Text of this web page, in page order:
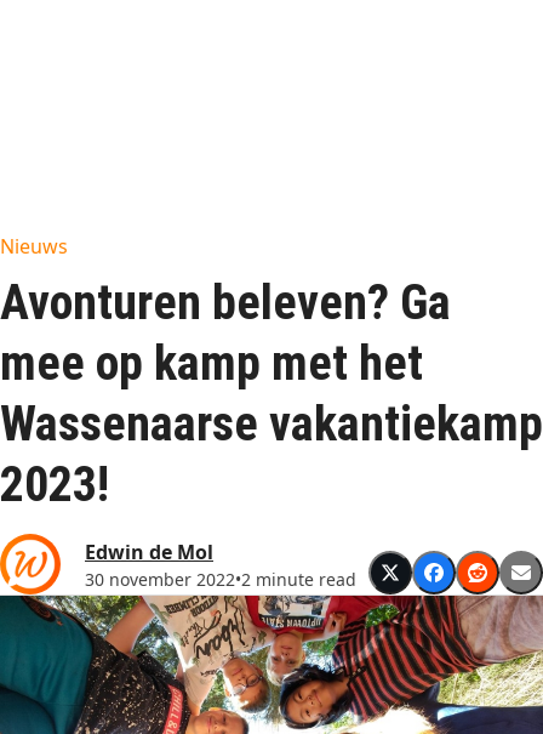
Nieuws
Avonturen beleven? Ga
mee op kamp met het
Wassenaarse vakantiekamp
2023!
Edwin de Mol
30 november 2022•2 minute read